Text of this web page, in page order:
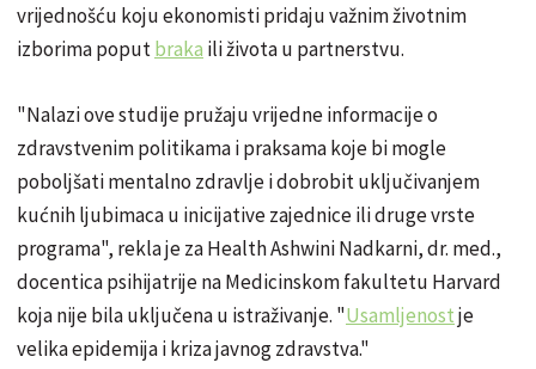
vrijednošću koju ekonomisti pridaju važnim životnim
izborima poputbraka ili života u partnerstvu.
"Nalazi ove studije pružaju vrijedne informacije o
zdravstvenim politikama i praksama koje bi mogle
poboljšati mentalno zdravlje i dobrobit uključivanjem
kućnih ljubimaca u inicijative zajednice ili druge vrste
programa", rekla je za Health Ashwini Nadkarni, dr. med.,
docentica psihijatrije na Medicinskom fakultetu Harvard
koja nije bila uključena u istraživanje. "Usamljenostje
velika epidemija i kriza javnog zdravstva."